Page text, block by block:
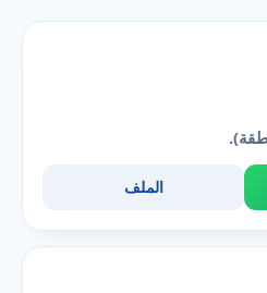
الملف